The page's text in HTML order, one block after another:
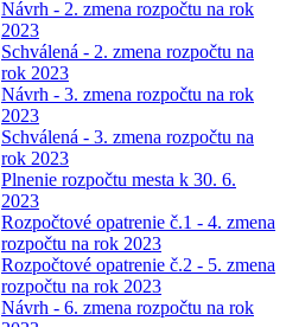
Návrh - 2. zmena rozpočtu na rok
2023
Schválená - 2. zmena rozpočtu na
rok 2023
Návrh - 3. zmena rozpočtu na rok
2023
Schválená - 3. zmena rozpočtu na
rok 2023
Plnenie rozpočtu mesta k 30. 6.
2023
Rozpočtové opatrenie č.1 - 4. zmena
rozpočtu na rok 2023
Rozpočtové opatrenie č.2 - 5. zmena
rozpočtu na rok 2023
Návrh - 6. zmena rozpočtu na rok